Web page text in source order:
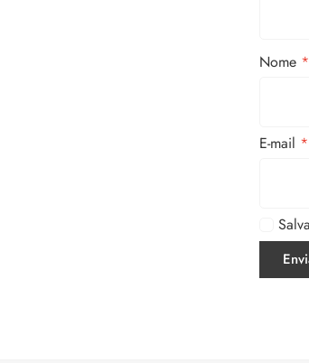
Nome *
E-mail *